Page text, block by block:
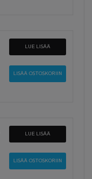
LUE LISÄÄ
LUE LISÄÄ